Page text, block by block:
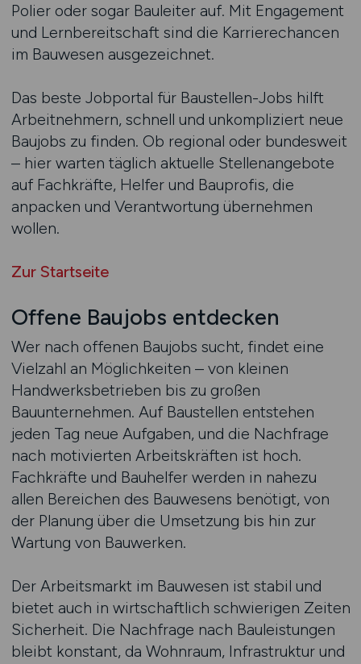
Polier oder sogar Bauleiter auf. Mit Engagement
und Lernbereitschaft sind die Karrierechancen
im Bauwesen ausgezeichnet.
Das beste Jobportal für Baustellen-Jobs hilft
Arbeitnehmern, schnell und unkompliziert neue
Baujobs zu finden. Ob regional oder bundesweit
– hier warten täglich aktuelle Stellenangebote
auf Fachkräfte, Helfer und Bauprofis, die
anpacken und Verantwortung übernehmen
wollen.
Zur Startseite
Offene Baujobs entdecken
Wer nach offenen Baujobs sucht, findet eine
Vielzahl an Möglichkeiten – von kleinen
Handwerksbetrieben bis zu großen
Bauunternehmen. Auf Baustellen entstehen
jeden Tag neue Aufgaben, und die Nachfrage
nach motivierten Arbeitskräften ist hoch.
Fachkräfte und Bauhelfer werden in nahezu
allen Bereichen des Bauwesens benötigt, von
der Planung über die Umsetzung bis hin zur
Wartung von Bauwerken.
Der Arbeitsmarkt im Bauwesen ist stabil und
bietet auch in wirtschaftlich schwierigen Zeiten
Sicherheit. Die Nachfrage nach Bauleistungen
bleibt konstant, da Wohnraum, Infrastruktur und